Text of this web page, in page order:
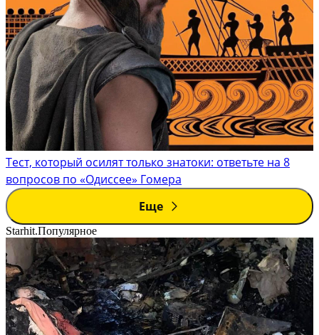
Тест, который осилят только знатоки: ответьте на 8
вопросов по «Одиссее» Гомера
Еще
Starhit.Популярное